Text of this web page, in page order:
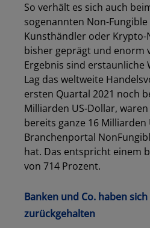
So verhält es sich auch
sogenannten Non-Fungible
Kunsthändler oder Krypto-
bisher geprägt und enorm
Ergebnis sind erstaunliche
Lag das weltweite
ersten Quartal 2021 noch
Milliarden US-Dollar,
bereits ganze 16 Milliarden
Branchenportal
hat. Das entspricht einem
von 714 Prozent.
Banken und Co. haben
zurückgehalten